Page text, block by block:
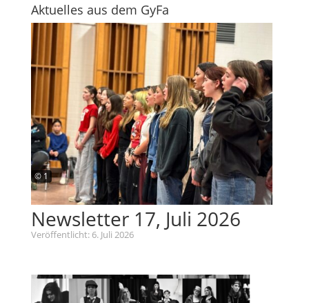
Aktuelles aus dem GyFa
© 1
Newsletter 17, Juli 2026
Veröffentlicht: 6. Juli 2026